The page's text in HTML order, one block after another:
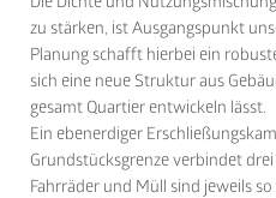
zu stärken, ist Ausgangspunkt
Planung schafft hierbei ein
sich eine neue Struktur aus
gesamt Quartier entwickeln lässt.
Ein ebenerdiger
Grundstücksgrenze verbindet
Fahrräder und Müll sind jeweils